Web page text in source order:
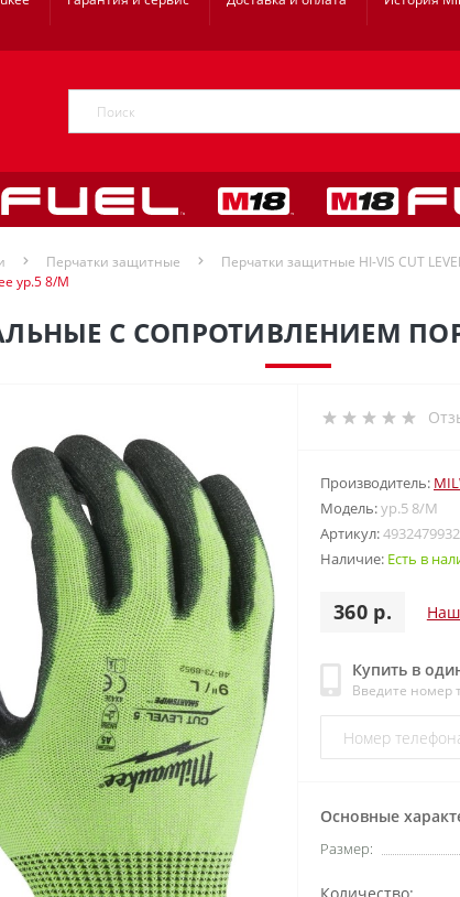
Перчатки защитные
Перчатки защитные HI-VIS CUT
ур.5 8/M
С СОПРОТИВЛЕНИЕМ
Производитель:
Модель:ур.5 8/M
Артикул:4932479932
Наличие: Есть в
360 р.
Купить в
Введите номер
Основные
Размер: